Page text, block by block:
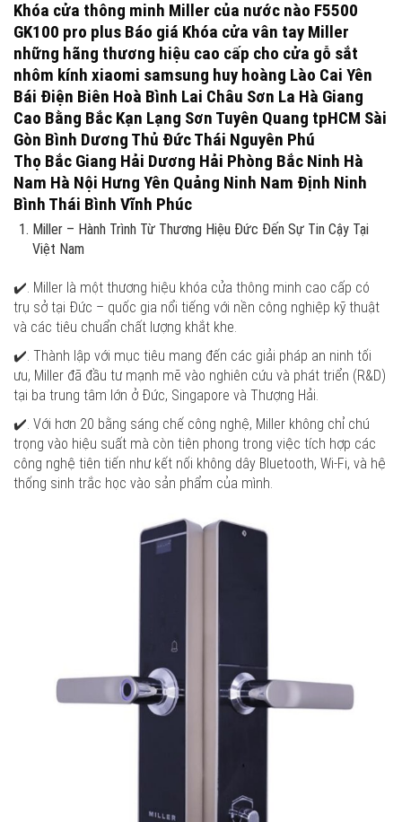
Khóa cửa thông minh Miller của nước nào F5500
GK100 pro plus Báo giá Khóa cửa vân tay Miller
những hãng thương hiệu cao cấp cho cửa gỗ sắt
nhôm kính xiaomi samsung huy hoàng Lào Cai Yên
Bái Điện Biên Hoà Bình Lai Châu Sơn La Hà Giang
Cao Bằng Bắc Kạn Lạng Sơn Tuyên Quang tpHCM Sài
Gòn Bình Dương Thủ Đức Thái Nguyên Phú
Thọ Bắc Giang Hải Dương Hải Phòng Bắc Ninh Hà
Nam Hà Nội Hưng Yên Quảng Ninh Nam Định Ninh
Bình Thái Bình Vĩnh Phúc
Miller – Hành Trình Từ Thương Hiệu Đức Đến Sự Tin Cậy Tại
Việt Nam
✔️. Miller là một thương hiệu khóa cửa thông minh cao cấp có
trụ sở tại Đức – quốc gia nổi tiếng với nền công nghiệp kỹ thuật
và các tiêu chuẩn chất lượng khắt khe.
✔️. Thành lập với mục tiêu mang đến các giải pháp an ninh tối
ưu, Miller đã đầu tư mạnh mẽ vào nghiên cứu và phát triển (R&D)
tại ba trung tâm lớn ở Đức, Singapore và Thượng Hải.
✔️. Với hơn 20 bằng sáng chế công nghệ, Miller không chỉ chú
trọng vào hiệu suất mà còn tiên phong trong việc tích hợp các
công nghệ tiên tiến như kết nối không dây Bluetooth, Wi-Fi, và hệ
thống sinh trắc học vào sản phẩm của mình.